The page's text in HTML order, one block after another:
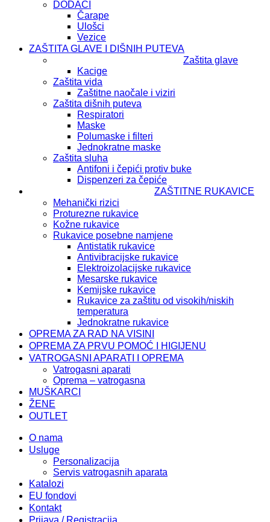
DODACI
Čarape
Ulošci
Vezice
ZAŠTITA GLAVE I DIŠNIH PUTEVA
Zaštita glave
Kacige
Zaštita vida
Zaštitne naočale i viziri
Zaštita dišnih puteva
Respiratori
Maske
Polumaske i filteri
Jednokratne maske
Zaštita sluha
Antifoni i čepići protiv buke
Dispenzeri za čepiće
ZAŠTITNE RUKAVICE
Mehanički rizici
Proturezne rukavice
Kožne rukavice
Rukavice posebne namjene
Antistatik rukavice
Antivibracijske rukavice
Elektroizolacijske rukavice
Mesarske rukavice
Kemijske rukavice
Rukavice za zaštitu od visokih/niskih
temperatura
Jednokratne rukavice
OPREMA ZA RAD NA VISINI
OPREMA ZA PRVU POMOĆ I HIGIJENU
VATROGASNI APARATI I OPREMA
Vatrogasni aparati
Oprema – vatrogasna
MUŠKARCI
ŽENE
OUTLET
O nama
Usluge
Personalizacija
Servis vatrogasnih aparata
Katalozi
EU fondovi
Kontakt